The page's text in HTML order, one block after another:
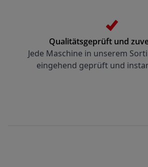
Qualitätsgeprüft und
Jede Maschine in unserem
eingehend geprüft und